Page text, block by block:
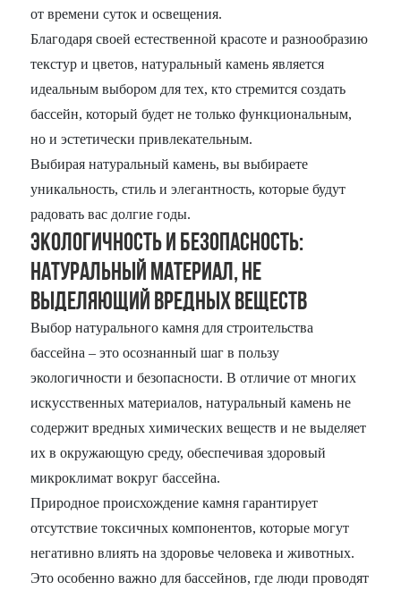
от времени суток и освещения.
Благодаря своей естественной красоте и разнообразию
текстур и цветов, натуральный камень является
идеальным выбором для тех, кто стремится создать
бассейн, который будет не только функциональным,
но и эстетически привлекательным.
Выбирая натуральный камень, вы выбираете
уникальность, стиль и элегантность, которые будут
радовать вас долгие годы.
Экологичность и безопасность:
Натуральный материал, не
выделяющий вредных веществ
Выбор натурального камня для строительства
бассейна – это осознанный шаг в пользу
экологичности и безопасности. В отличие от многих
искусственных материалов, натуральный камень не
содержит вредных химических веществ и не выделяет
их в окружающую среду, обеспечивая здоровый
микроклимат вокруг бассейна.
Природное происхождение камня гарантирует
отсутствие токсичных компонентов, которые могут
негативно влиять на здоровье человека и животных.
Это особенно важно для бассейнов, где люди проводят